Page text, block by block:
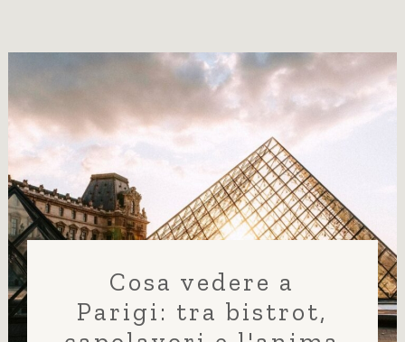
Cosa vedere a
Parigi: tra bistrot,